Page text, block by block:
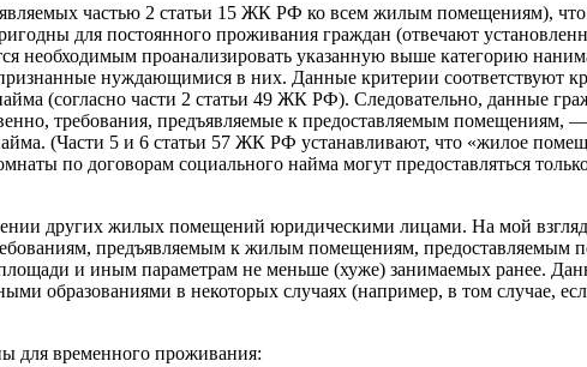
частью 2 статьи 15 ЖК РФ ко всем жилым помещениям),
для постоянного проживания граждан (отвечают
необходимым проанализировать указанную выше категорию
нуждающимися в них. Данные критерии соответствуют
(согласно части 2 статьи 49 ЖК РФ). Следовательно, данные
требования, предъявляемые к предоставляемым помещениям, —
(Части 5 и 6 статьи 57 ЖК РФ устанавливают, что «жилое
по договорам социального найма могут предоставляться
других жилых помещений юридическими лицами. На мой
предъявляемым к жилым помещениям, предоставляемым
и иным параметрам не меньше (хуже) занимаемых ранее.
образованиями в некоторых случаях (например, в том случае,
для временного проживания: